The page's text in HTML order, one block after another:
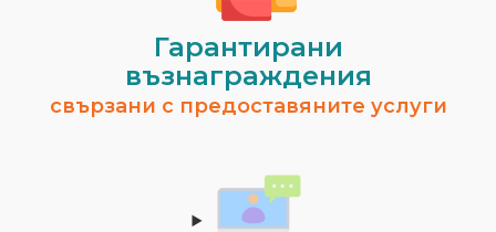
Гарантирани
възнаграждения
свързани с предоставяните услуги